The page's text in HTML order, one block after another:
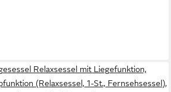
Relaxsessel mit Liegefunktion,
(Relaxsessel, 1-St., Fernsehsessel),